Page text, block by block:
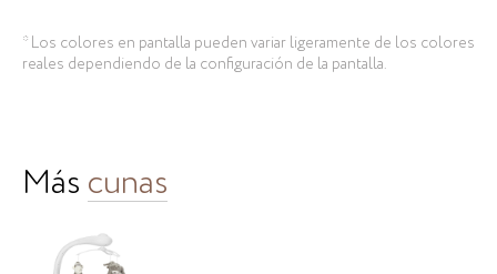
* Los colores en pantalla pueden variar ligeramente de los colores
reales dependiendo de la configuración de la pantalla.
Más cunas